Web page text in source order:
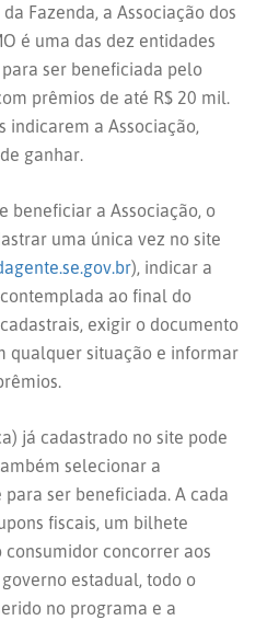
Fazenda, a Associação dos
é uma das dez entidades
ser beneficiada pelo
prêmios de até R$ 20 mil.
indicarem a Associação,
ganhar.
beneficiar a Associação, o
uma única vez no site
), indicar a
ao final do
exigir o documento
qualquer situação e informar
já cadastrado no site pode
selecionar a
ser beneficiada. A cada
fiscais, um bilhete
concorrer aos
estadual, todo o
no programa e a